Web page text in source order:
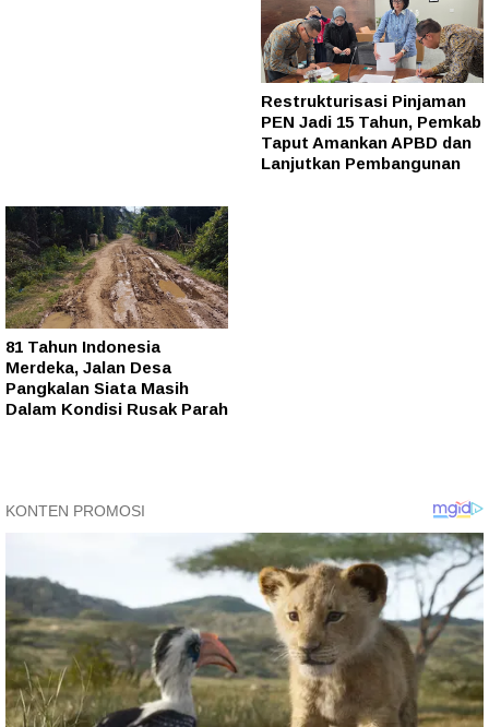
Restrukturisasi Pinjaman
PEN Jadi 15 Tahun, Pemkab
Taput Amankan APBD dan
Lanjutkan Pembangunan
81 Tahun Indonesia
Merdeka, Jalan Desa
Pangkalan Siata Masih
Dalam Kondisi Rusak Parah